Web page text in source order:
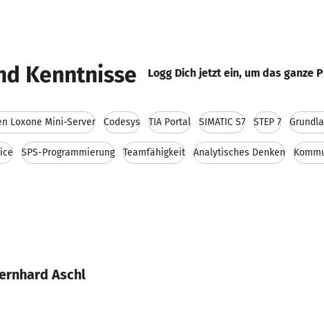
Kenntnisse Logg Dich jetzt ein, um das ganze
Loxone Mini-Server Codesys TIA Portal SIMATIC S7 STEP 7
SPS-Programmierung Teamfähigkeit Analytisches Denken
Aschl